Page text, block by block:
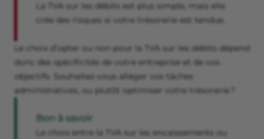
La TVA sur les débits est plus simple, mais elle
crée des risques si votre trésorerie est tendue.
Le choix d’opter ou non pour la TVA sur les débits dépend
donc des spécificités de votre entreprise et de vos
objectifs. Souhaitez-vous alléger vos tâches
administratives, ou plutôt optimiser votre trésorerie ?
Bon à savoir
Le choix entre la TVA sur les encaissements ou